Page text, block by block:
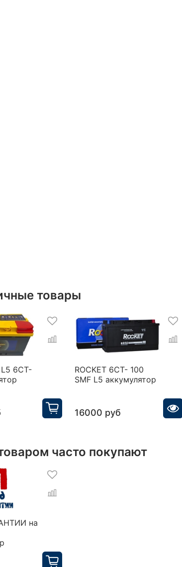
товары
L5 6CT-
ROCKET 6CT- 100
SMF L5 аккумулятор
16000 руб
часто покупают
на